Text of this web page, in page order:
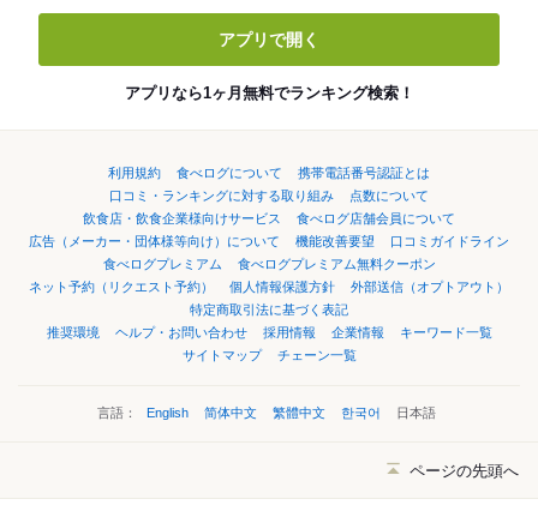
アプリで開く
アプリなら1ヶ月無料でランキング検索！
利用規約 食べログについて
携帯電話番号認証とは
口コミ・ランキングに対する取り組み
点数について
飲食店・飲食企業様向けサービス
食べログ店舗会員について
広告（メーカー・団体様等向け）について
機能改善要望
口コミガイドライン
食べログプレミアム
食べログプレミアム無料クーポン
ネット予約（リクエスト予約）
個人情報保護方針
外部送信（オプトアウト）
特定商取引法に基づく表記
推奨環境
ヘルプ・お問い合わせ 採用情報 企業情報
キーワード一覧
サイトマップ
チェーン一覧
言語： English 简体中文 繁體中文 한국어 日本語
ページの先頭へ